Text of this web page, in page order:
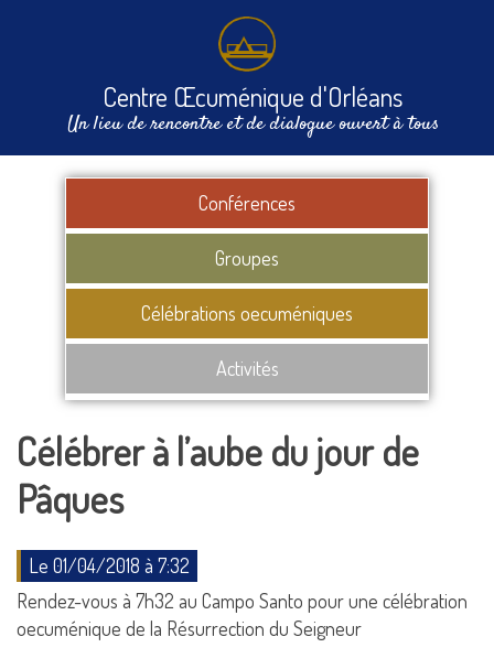
Centre Œcuménique d'Orléans
Un lieu de rencontre et de dialogue ouvert à tous
Conférences
Groupes
Célébrations oecuméniques
Activités
Célébrer à l’aube du jour de
Pâques
Le 01/04/2018 à 7:32
Rendez-vous à 7h32 au Campo Santo pour une célébration
oecuménique de la Résurrection du Seigneur